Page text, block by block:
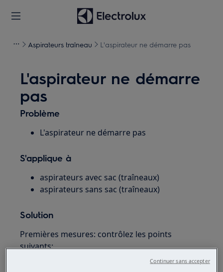
Aspirateurs traîneau L'aspirateur ne démarre pas
L'aspirateur ne démarre
pas
Problème
L'aspirateur ne démarre pas
S'applique à
aspirateurs avec sac (traîneaux)
aspirateurs sans sac (traîneaux)
Solution
Premières mesures: contrôlez les points
suivants:
Vérifiez si le câble de l'aspirateur estContinuer sans accepter